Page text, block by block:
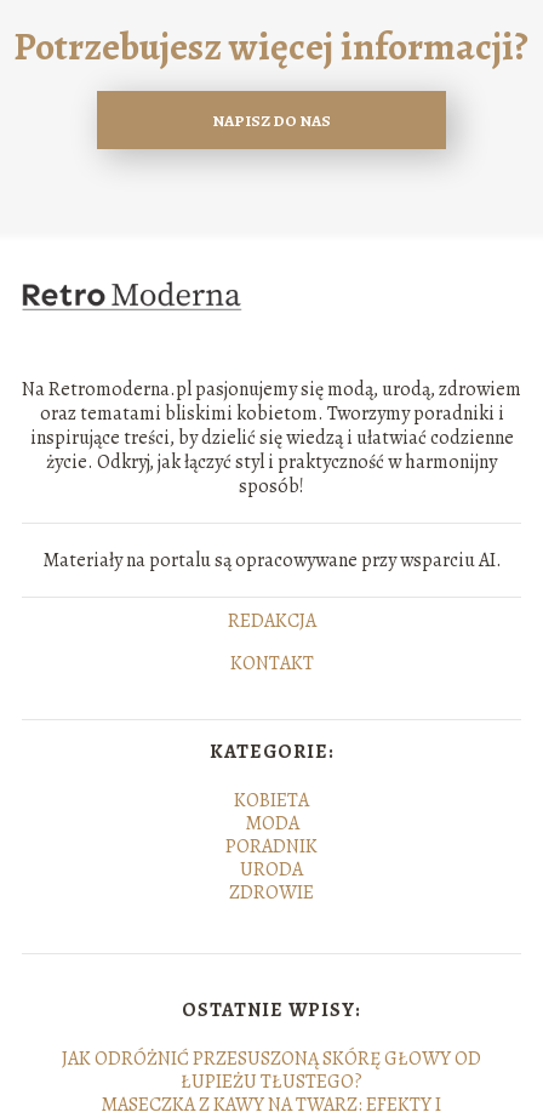
Potrzebujesz więcej informacji?
NAPISZ DO NAS
Na Retromoderna.pl pasjonujemy się modą, urodą, zdrowiem
oraz tematami bliskimi kobietom. Tworzymy poradniki i
inspirujące treści, by dzielić się wiedzą i ułatwiać codzienne
życie. Odkryj, jak łączyć styl i praktyczność w harmonijny
sposób!
Materiały na portalu są opracowywane przy wsparciu AI.
REDAKCJA
KONTAKT
KATEGORIE:
KOBIETA
MODA
PORADNIK
URODA
ZDROWIE
OSTATNIE WPISY:
JAK ODRÓŻNIĆ PRZESUSZONĄ SKÓRĘ GŁOWY OD
ŁUPIEŻU TŁUSTEGO?
MASECZKA Z KAWY NA TWARZ: EFEKTY I